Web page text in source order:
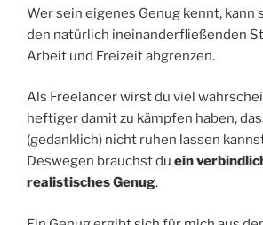
Wer sein eigenes Genug kennt, kann
den natürlich ineinanderfließenden
Arbeit und Freizeit abgrenzen.
Als Freelancer wirst du viel
heftiger damit zu kämpfen haben,
(gedanklich) nicht ruhen lassen
Deswegen brauchst du ein
realistisches Genug.